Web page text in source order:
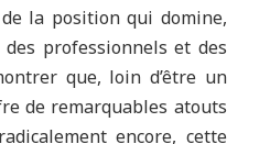
la position qui domine,
professionnels et des
que, loin d’être un
de remarquables atouts
encore, cette